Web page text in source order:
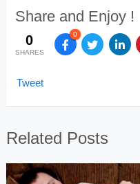
Share and Enjoy !
0
SHARES
0
Tweet
Related Posts